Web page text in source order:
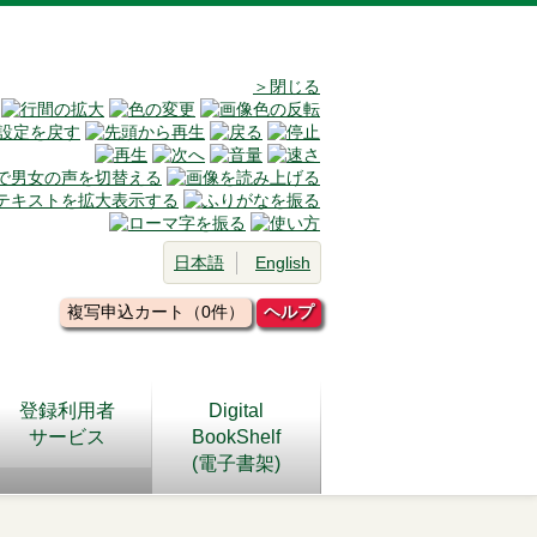
＞閉じる
日本語 English
複写申込カート（0件） ヘルプ
登録利用者
サービス
Digital
BookShelf
(電子書架)